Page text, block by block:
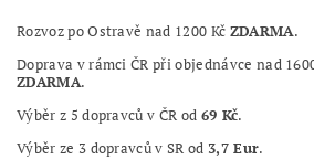
Rozvoz po Ostravě nad 1200 Kč ZDARMA.
Doprava v rámci ČR při objednávce nad
ZDARMA.
Výběr z 5 dopravců v ČR od 69 Kč.
Výběr ze 3 dopravců v SR od 3,7 Eur.